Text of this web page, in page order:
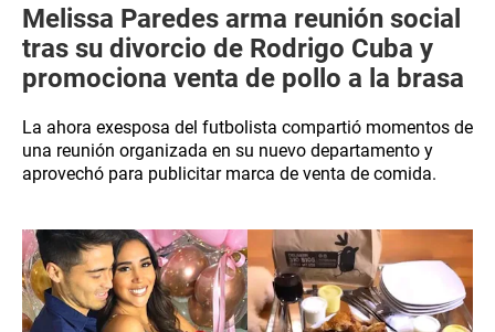
Melissa Paredes arma reunión social
tras su divorcio de Rodrigo Cuba y
promociona venta de pollo a la brasa
La ahora exesposa del futbolista compartió momentos de
una reunión organizada en su nuevo departamento y
aprovechó para publicitar marca de venta de comida.